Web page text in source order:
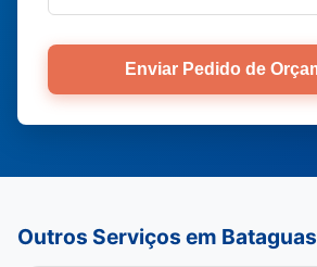
Enviar Pedido de
Outros Serviços em